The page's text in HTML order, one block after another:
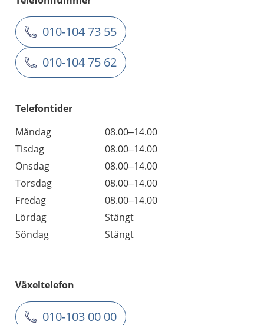
010-104 73 55
010-104 75 62
Telefontider
Måndag
08.00–14.00
Tisdag
08.00–14.00
Onsdag
08.00–14.00
Torsdag
08.00–14.00
Fredag
08.00–14.00
Lördag
Stängt
Söndag
Stängt
Växeltelefon
010-103 00 00